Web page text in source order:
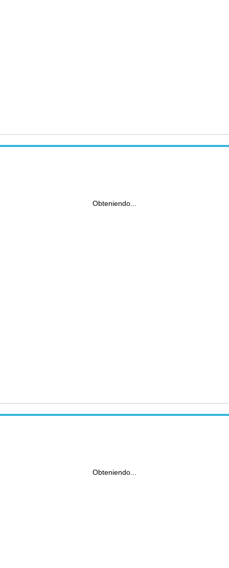
Obteniendo...
Obteniendo...